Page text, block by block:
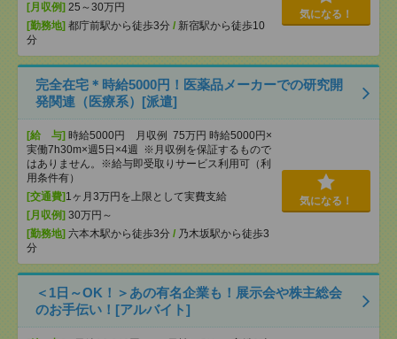
[月収例] 25～30万円
[勤務地] 都庁前駅から徒歩3分 / 新宿駅から徒歩10
分
気になる！
完全在宅＊時給5000円！医薬品メーカーでの研究開
発関連（医療系）[派遣]
[給 与] 時給5000円 月収例 75万円 時給5000円×
実働7h30m×週5日×4週 ※月収例を保証するもので
はありません。※給与即受取りサービス利用可（利
用条件有）
[交通費] 1ヶ月3万円を上限として実費支給
[月収例] 30万円～
[勤務地] 六本木駅から徒歩3分 / 乃木坂駅から徒歩3
分
気になる！
＜1日～OK！＞あの有名企業も！展示会や株主総会
のお手伝い！[アルバイト]